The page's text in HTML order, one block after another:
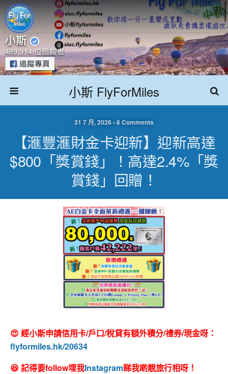
小斯 FlyForMiles
31 7 月, 2026 • 6 Comments
【滙豐滙財金卡迎新】迎新高達
$800「獎賞錢」！高達2.4%「獎
賞錢」回贈！
😍 經小斯申請信用卡/戶口/稅貸有額外積分/禮券/現金呀：
flyformiles.hk/20634
😆 記得要follow埋我Instagram睇我啲靚旅行相呀！